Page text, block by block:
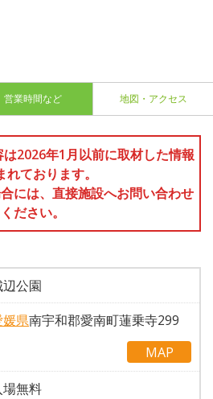
営業時間など 地図・アクセス
2026年1月以前に取材した情報
れております。
には、直接施設へお問い合わせ
ください。
公園
媛県南宇和郡愛南町蓮乗寺299
MAP
場無料